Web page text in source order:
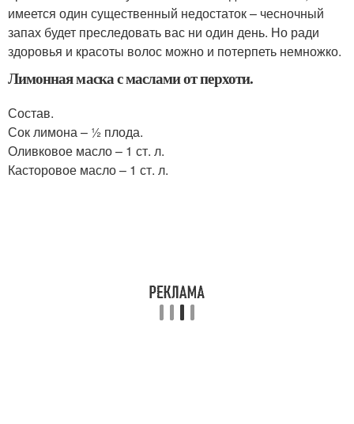
имеется один существенный недостаток – чесночный
запах будет преследовать вас ни один день. Но ради
здоровья и красоты волос можно и потерпеть немножко.
Лимонная маска с маслами от перхоти.
Состав.
Сок лимона – ½ плода.
Оливковое масло – 1 ст. л.
Касторовое масло – 1 ст. л.